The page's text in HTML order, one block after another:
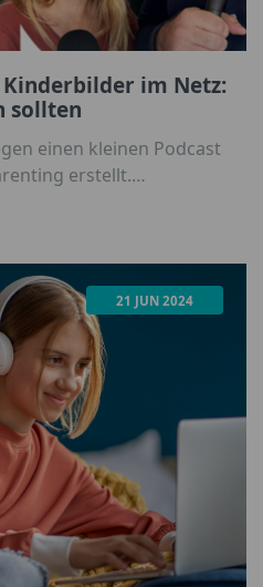
im Netz:
sollten
einen kleinen Podcast
erstellt.
von Saferkidsonline
21 JUN 2024